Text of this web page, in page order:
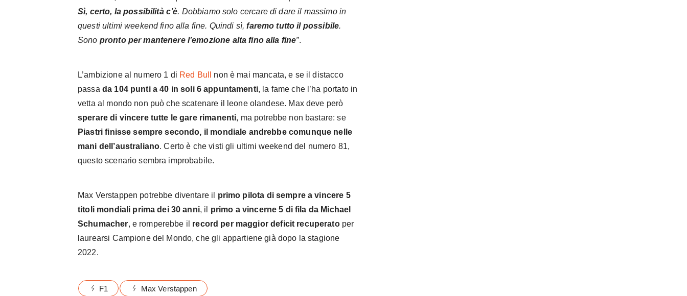
Sì, certo, la possibilità c’è. Dobbiamo solo cercare di dare il massimo in
questi ultimi weekend fino alla fine. Quindi sì,faremo tutto il possibile.
Sono pronto per mantenere l’emozione alta fino alla fine”.
L’ambizione al numero 1 di Red Bull
non è mai mancata, e se il distacco
passa da 104 punti a 40 in soli 6 appuntamenti, la fame che l’ha portato in
vetta al mondo non può che scatenare il leone olandese. Max deve però
sperare di vincere tutte le gare rimanenti, ma potrebbe non bastare: se
Piastri finisse sempre secondo, il mondiale andrebbe comunque nelle
mani dell’australiano. Certo è che visti gli ultimi weekend del numero 81,
questo scenario sembra improbabile.
Max Verstappen potrebbe diventare il primo pilota di sempre a vincere 5
titoli mondiali prima dei 30 anni, il primo a vincerne 5 di fila da Michael
Schumacher, e romperebbe il record per maggior deficit recuperatoper
laurearsi Campione del Mondo, che gli appartiene già dopo la stagione
2022.
F1 Max Verstappen